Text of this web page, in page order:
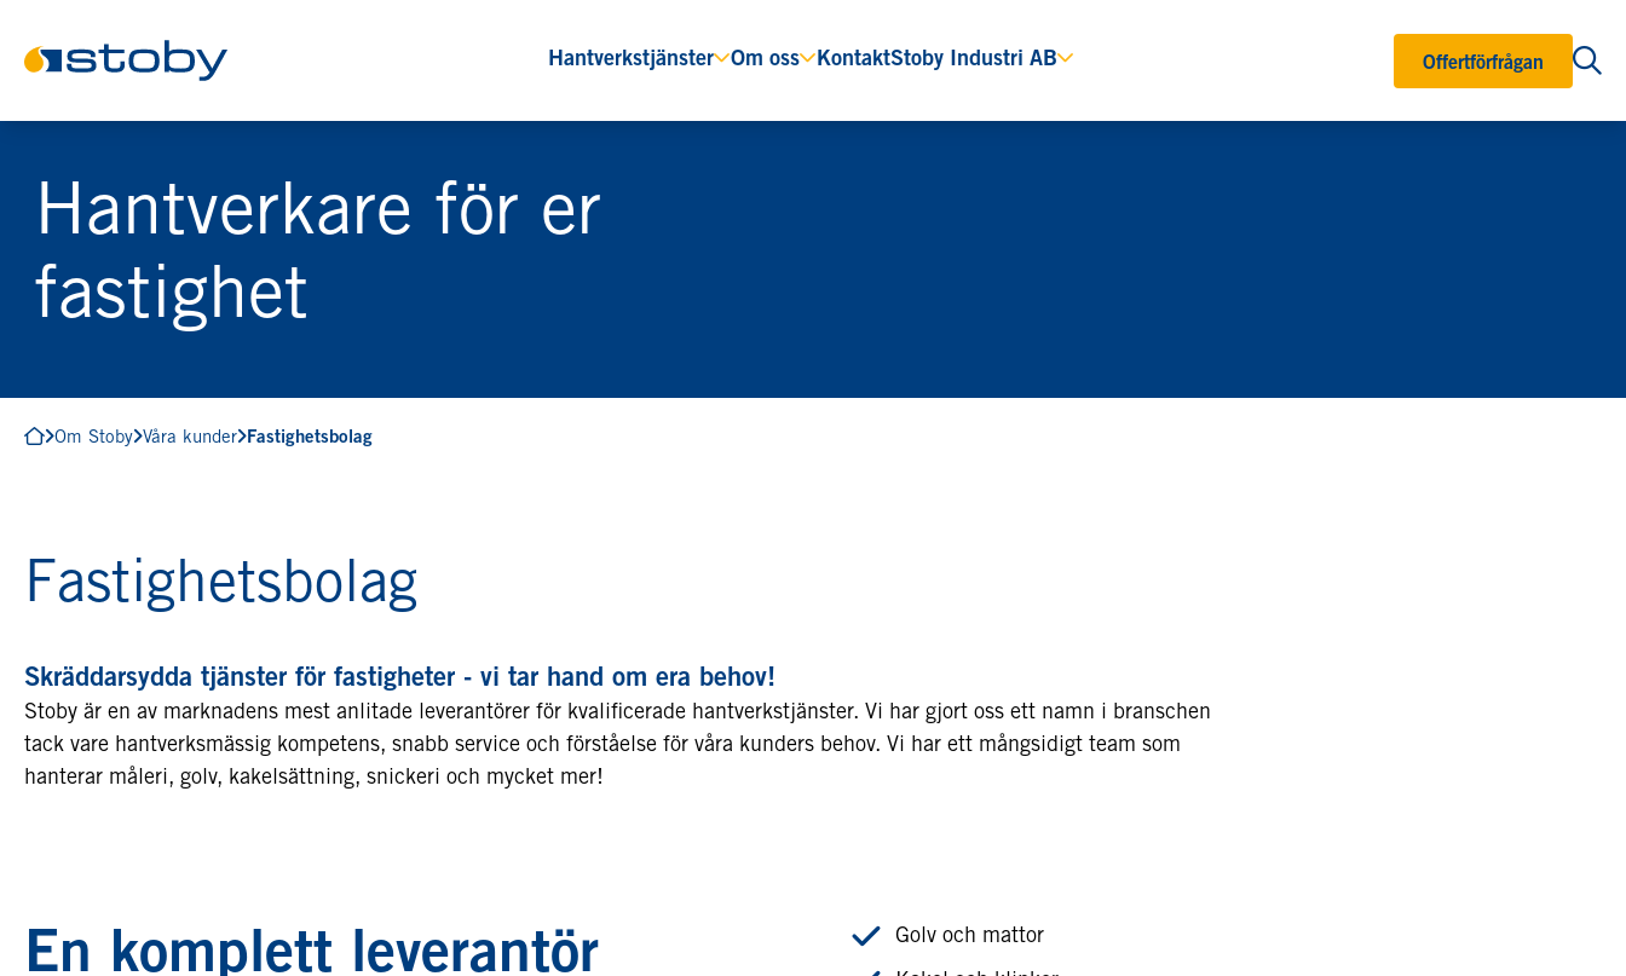
Hantverkstjänster Om oss KontaktStoby Industri AB Offertförfrågan
Hantverkare för er
fastighet
Om Stoby Våra kunder Fastighetsbolag
Fastighetsbolag
Skräddarsydda tjänster för fastigheter - vi tar hand om era behov!
Stoby är en av marknadens mest anlitade leverantörer för kvalificerade hantverkstjänster. Vi har gjort oss ett namn i branschen
tack vare hantverksmässig kompetens, snabb service och förståelse för våra kunders behov. Vi har ett mångsidigt team som
hanterar måleri, golv, kakelsättning, snickeri och mycket mer!
En komplett leverantör Golv och mattor